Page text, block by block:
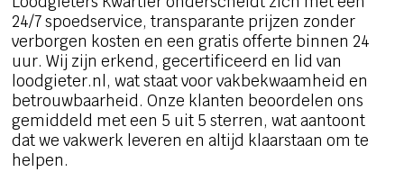
24/7 spoedservice, transparante prijzen zonder
verborgen kosten en een gratis offerte binnen 24
uur. Wij zijn erkend, gecertificeerd en lid van
loodgieter.nl, wat staat voor vakbekwaamheid en
betrouwbaarheid. Onze klanten beoordelen ons
gemiddeld met een 5 uit 5 sterren, wat aantoont
dat we vakwerk leveren en altijd klaarstaan om te
helpen.